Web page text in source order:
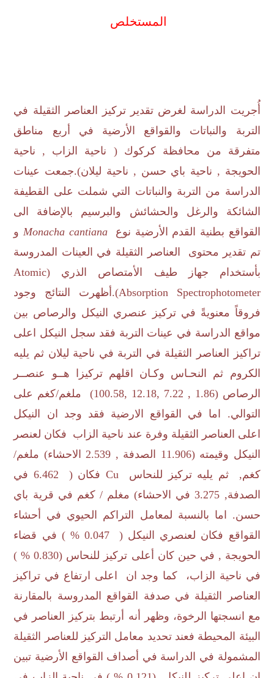
المستخلص
أُجريت الدراسة لغرض تقدير تركيز العناصر الثقيلة في
التربة والنباتات والقواقع الأرضية في أربع مناطق
متفرقة من محافظة كركوك ( ناحية الزاب , ناحية
الحويجة , ناحية باي حسن , ناحية ليلان).جمعت عينات
الدراسة من التربة والنباتات التي شملت على القطيفة
الشائكة والرغل والحشائش والبرسيم بالإضافة الى
القواقع بطنية القدم الأرضية نوعMonacha cantianaو
تم تقدير محتوى العناصر الثقيلة في العينات المدروسة
بأستخدام جهاز طيف الأمتصاص الذري (
Atomic
Absorption Spectrophotometer).أظهرت النتائج وجود
فروقاً معنويةً في تركيز عنصري النيكل والرصاص بين
مواقع الدراسة في عينات التربة فقد سجل النيكل اعلى
تراكيز العناصر الثقيلة في التربة في ناحية ليلان ثم يليه
الكروم ثم النحـاس وكـان اقلهم تركيزا هــو عنصــر
الرصاص (100.58, 12.18, 7.22 , 1.86) ملغم/كغم على
التوالي.اما في القواقع الارضية فقد وجد ان النيكل
اعلى العناصر الثقيلة وفرة عند ناحية الزاب فكان لعنصر
النيكل وقيمته (11.906 الصدفة , 2.539 الاحشاء) ملغم/
كغم, ثم يليه تركيز للنحاس
Cu
فكان ( 6.462 في
الصدفة, 3.275 في الاحشاء) مغلم / كغم في قرية باي
حسن. اما بالنسبة لمعامل التراكم الحيوي في أحشاء
القواقع فكان لعنصري النيكل ( 0.047 % ) في قضاء
الحويجة , في حين كان أعلى تركيز للنحاس (0.830 % )
في ناحية الزاب، كما وجد ان اعلى ارتفاع في تراكیز
العناصر الثقیلة في صدفة القواقع المدروسة بالمقارنة
مع انسجتها الرخوة، وظهر أنه أرتبط بتركیز العناصر في
البيئة المحيطة فعند تحديد معامل التركيز للعناصر الثقيلة
المشمولة في الدراسة في أصداف القواقع الأرضية تبين